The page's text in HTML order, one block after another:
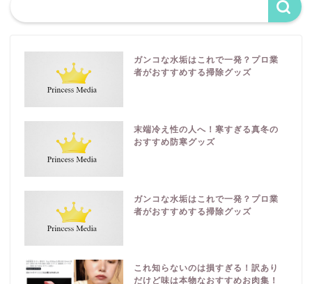
ガンコな水垢はこれで一発？プロ業
者がおすすめする掃除グッズ
末端冷え性の人へ！寒すぎる真冬の
おすすめ防寒グッズ
ガンコな水垢はこれで一発？プロ業
者がおすすめする掃除グッズ
これ知らないのは損すぎる！訳あり
だけど味は本物なおすすめお肉集！